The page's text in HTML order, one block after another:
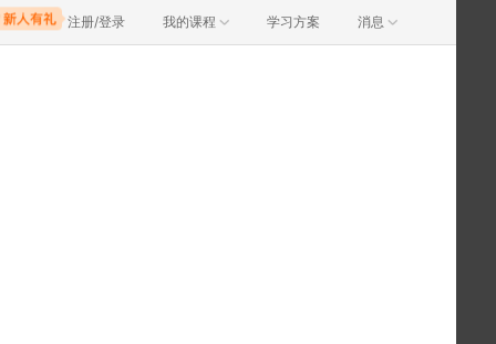
注册/登录 我的课程 学习方案 消息